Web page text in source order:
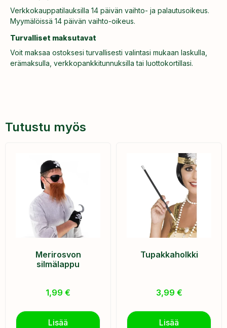
Verkkokauppatilauksilla 14 päivän vaihto- ja palautusoikeus.
Myymälöissä 14 päivän vaihto-oikeus.
Turvalliset maksutavat
Voit maksaa ostoksesi turvallisesti valintasi mukaan laskulla,
erämaksulla, verkkopankkitunnuksilla tai luottokortillasi.
Tutustu myös
Merirosvon
silmälappu
1,99 €
Lisää
Tupakkaholkki
3,99 €
Lisää